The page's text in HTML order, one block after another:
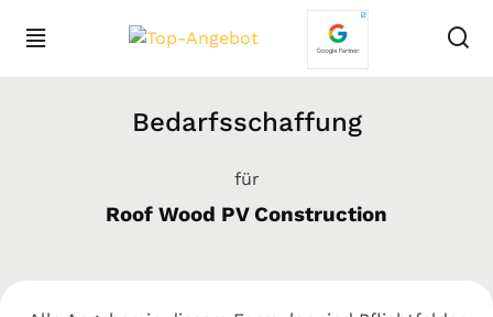
Bedarfsschaffung
für
Roof Wood PV Construction